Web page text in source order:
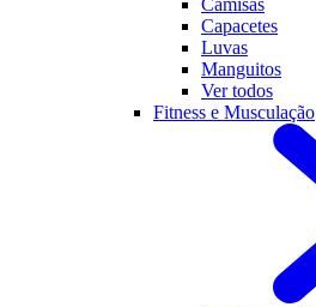
Camisas
Capacetes
Luvas
Manguitos
Ver todos
Fitness e Musculação